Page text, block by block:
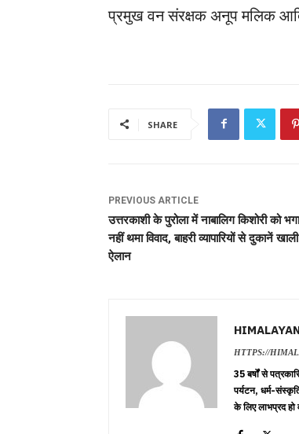
प्रमुख वन संरक्षक अनूप मलिक
SHARE
PREVIOUS ARTICLE
उत्तरकाशी के पुरोला में नाबालिग किशोरी को
नहीं थमा विवाद, बाहरी व्यापारियों से दुकानें
ऐलान
HTTPS://
35 बर्षों से
पर्यटन, धर्म-
के लिए लाभप्रद